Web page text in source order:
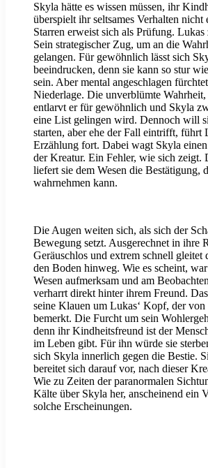
Skyla hätte es wissen müssen, ihr
überspielt ihr seltsames Verhalten nicht
Starren erweist sich als Prüfung. Lukas
Sein strategischer Zug, um an die
gelangen. Für gewöhnlich lässt sich
beeindrucken, denn sie kann so stur
sein. Aber mental angeschlagen
Niederlage. Die unverblümte
entlarvt er für gewöhnlich und Skyla
eine List gelingen wird. Dennoch will
starten, aber ehe der Fall eintrifft, führt
Erzählung fort. Dabei wagt Skyla
der Kreatur. Ein Fehler, wie sich zeigt.
liefert sie dem Wesen die Bestätigung,
wahrnehmen kann.
Die Augen weiten sich, als sich der
Bewegung setzt. Ausgerechnet in ihre
Geräuschlos und extrem schnell gleitet
den Boden hinweg. Wie es scheint,
Wesen aufmerksam und am
verharrt direkt hinter ihrem Freund.
seine Klauen um Lukas‘ Kopf, der von
bemerkt. Die Furcht um sein
denn ihr Kindheitsfreund ist der
im Leben gibt. Für ihn würde sie
sich Skyla innerlich gegen die Bestie.
bereitet sich darauf vor, nach dieser
Wie zu Zeiten der paranormalen
Kälte über Skyla her, anscheinend ein
solche Erscheinungen.